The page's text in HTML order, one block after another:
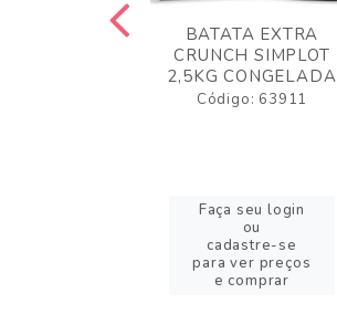
BATATA EXTRA
CRUNCH SIMPLOT
2,5KG CONGELADA
Código: 63911
Faça seu login
ou
cadastre-se
para ver preços
e comprar